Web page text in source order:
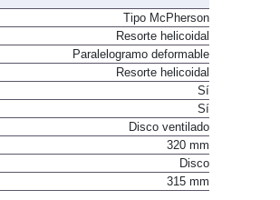
Tipo McPherson
Resorte helicoidal
Paralelogramo deformable
Resorte helicoidal
Sí
Sí
Disco ventilado
320 mm
Disco